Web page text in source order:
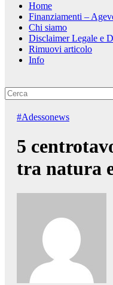
Home
Finanziamenti –
Chi siamo
Disclaimer Legale e
Rimuovi articolo
Info
#Adessonews
5
tra natura